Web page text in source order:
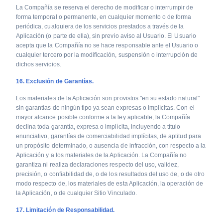
La Compañía se reserva el derecho de modificar o interrumpir de
forma temporal o permanente, en cualquier momento o de forma
periódica, cualquiera de los servicios prestados a través de la
Aplicación (o parte de ella), sin previo aviso al Usuario. El Usuario
acepta que la Compañía no se hace responsable ante el Usuario o
cualquier tercero por la modificación, suspensión o interrupción de
dichos servicios.
16. Exclusión de Garantías.
Los materiales de la Aplicación son provistos "en su estado natural"
sin garantías de ningún tipo ya sean expresas o implícitas. Con el
mayor alcance posible conforme a la ley aplicable, la Compañía
declina toda garantía, expresa o implícita, incluyendo a título
enunciativo, garantías de comerciabilidad implícitas, de aptitud para
un propósito determinado, o ausencia de infracción, con respecto a la
Aplicación y a los materiales de la Aplicación. La Compañía no
garantiza ni realiza declaraciones respecto del uso, validez,
precisión, o confiabilidad de, o de los resultados del uso de, o de otro
modo respecto de, los materiales de esta Aplicación, la operación de
la Aplicación, o de cualquier Sitio Vinculado.
17. Limitación de Responsabilidad.